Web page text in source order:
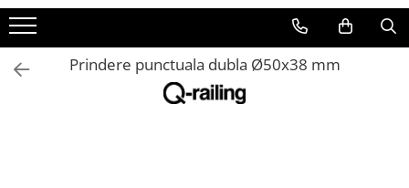
Seturi usi pivotante
Amortizoare pardoseala
Feronerie usi pivotante
Prindere punctuala dubla Ø50x38 mm